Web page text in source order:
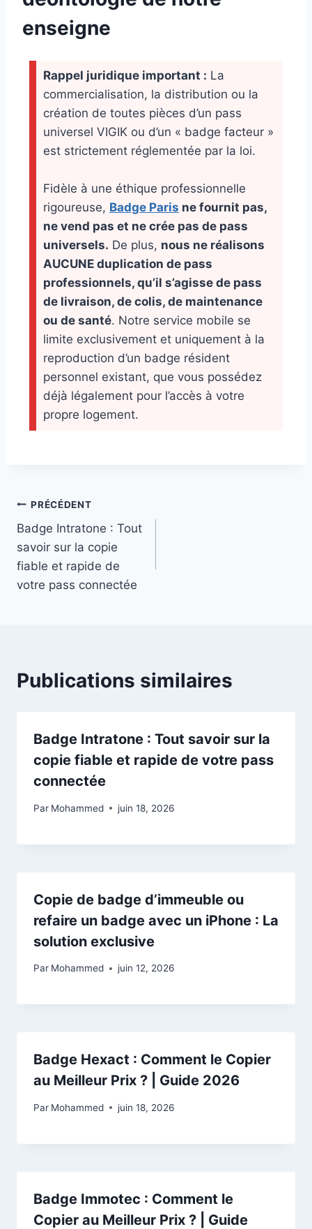
enseigne
Rappel juridique important : La
commercialisation, la distribution ou la
création de toutes pièces d’un pass
universel VIGIK ou d’un « badge facteur »
est strictement réglementée par la loi.
Fidèle à une éthique professionnelle
rigoureuse, Badge Paris ne fournit pas,
ne vend pas et ne crée pas de pass
universels. De plus, nous ne réalisons
AUCUNE duplication de pass
professionnels, qu’il s’agisse de pass
de livraison, de colis, de maintenance
ou de santé. Notre service mobile se
limite exclusivement et uniquement à la
reproduction d’un badge résident
personnel existant, que vous possédez
déjà légalement pour l’accès à votre
propre logement.
PRÉCÉDENT
Badge Intratone : Tout
savoir sur la copie
fiable et rapide de
votre pass connectée
Publications similaires
Badge Intratone : Tout savoir sur la
copie fiable et rapide de votre pass
connectée
Par Mohammed juin 18, 2026
Copie de badge d’immeuble ou
refaire un badge avec un iPhone : La
solution exclusive
Par Mohammed juin 12, 2026
Badge Hexact : Comment le Copier
au Meilleur Prix ? | Guide 2026
Par Mohammed juin 18, 2026
Badge Immotec : Comment le
Copier au Meilleur Prix ? | Guide